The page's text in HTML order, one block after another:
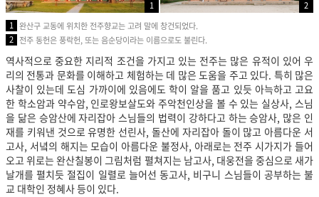
1
2
1 완산구 교동에 위치한 전주향교는 고려 말에 창건되었다.
2 전주 동헌은 풍락헌, 또는 음순당이라는 이름으로도 불린다.
역사적으로 중요한 지리적 조건을 가지고 있는 전주는 많은 유적이 있어 우
리의 전통과 문화를 이해하고 체험하는 데 많은 도움을 주고 있다. 특히 많은
사찰이 있는데 도심 가까이에 있음에도 학이 알을 품고 있듯 아늑하고 고요
한 학소암과 약수암, 인로왕보살도와 주악천인상을 볼 수 있는 실상사, 스님
을 닮은 승암산에 자리잡아 스님들의 법력이 강하다고 하는 승암사, 많은 인
재를 키워낸 것으로 유명한 선린사, 돌산에 자리잡아 돌이 많고 아름다운 서
고사, 서녘의 해지는 모습이 아름다운 불정사, 아래로는 전주 시가지가 들어
오고 위로는 완산칠봉이 그림처럼 펼쳐지는 남고사, 대웅전을 중심으로 새가
날개를 펼치듯 절집이 일렬로 늘어선 동고사, 비구니 스님들이 공부하는 불
교 대학인 정혜사 등이 있다.